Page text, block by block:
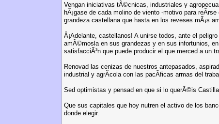
Vengan iniciativas tÃ©cnicas, industriales y
hÃ¡gase de cada molino de viento -motivo para
grandeza castellana que hasta en los reveses mÃ¡s
Â¡Adelante, castellanos! A unirse todos, ante el
amÃ©mosla en sus grandezas y en sus infortunios,
satisfacciÃ³n que puede producir el que merced a un
Renovad las cenizas de nuestros antepasados,
industrial y agrÃ­cola con las pacÃ­ficas armas del
Sed optimistas y pensad en que si lo querÃ©is
Que sus capitales que hoy nutren el activo de los
donde elegir.